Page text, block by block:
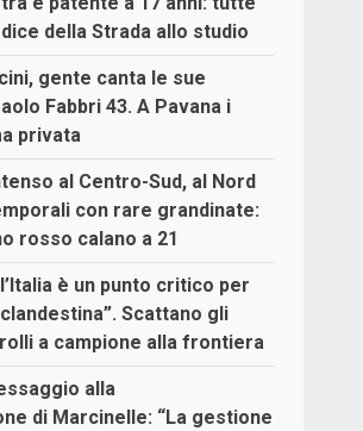
della Strada allo studio
gente canta le sue
Fabbri 43. A Pavana i
privata
al Centro-Sud, al Nord
con rare grandinate:
rosso calano a 21
è un punto critico per
Scattano gli
a campione alla frontiera
alla
di Marcinelle: “La gestione